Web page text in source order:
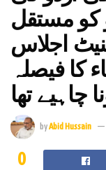
کو مستقل
اجلاس
کا فیصلہ
چاہیے تھا
byAbid Hussain
0